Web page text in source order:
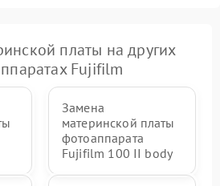
платы на других
Fujifilm
Замена
материнской платы
фотоаппарата
Fujifilm 100 II body